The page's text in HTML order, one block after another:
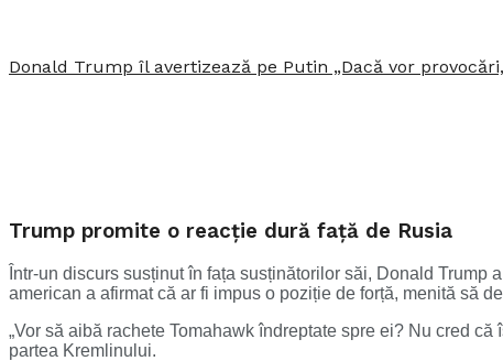
Donald Trump îl avertizează pe Putin „Dacă vor
Trump promite o reacție dură față de Rusia
Într-un discurs susținut în fața susținătorilor săi, Donald
american a afirmat că ar fi impus o poziție de forță, menită să
„Vor să aibă rachete Tomahawk îndreptate spre ei? Nu cred
partea Kremlinului.